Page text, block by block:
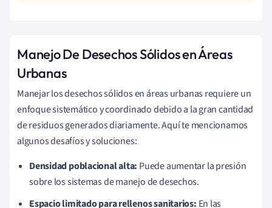
Manejo De Desechos Sólidos en Áreas
Urbanas
Manejar los desechos sólidos en áreas urbanas requiere un
enfoque sistemático y coordinado debido a la gran cantidad
de residuos generados diariamente. Aquí te mencionamos
algunos desafíos y soluciones:
Densidad poblacional alta: Puede aumentar la presión
sobre los sistemas de manejo de desechos.
Espacio limitado para rellenos sanitarios: En las